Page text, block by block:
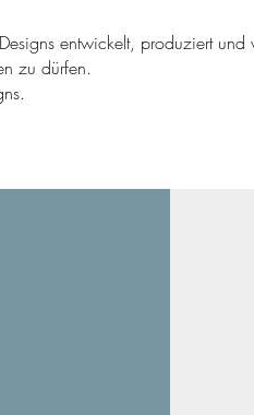
entwickelt, produziert und
zu dürfen.